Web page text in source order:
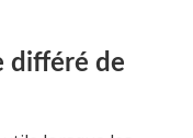
différé de